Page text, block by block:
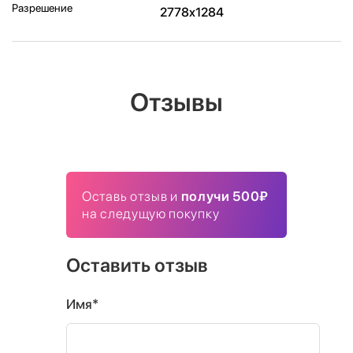
Разрешение 2778x1284
Отзывы
Оставь отзыв и получи 500₽
на следущую покупку
Оставить отзыв
Имя*